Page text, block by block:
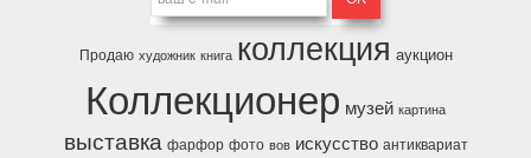
Продаю художник книга коллекция аукцион
Коллекционер музей картина
выставка фарфор фото вов искусство антиквариат